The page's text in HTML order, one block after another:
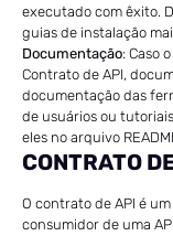
executado com êxito.
guias de instalação
Documentação: Caso
Contrato de API,
documentação das
de usuários ou
eles no arquivo
CONTRATO
O contrato de API é
consumidor de uma